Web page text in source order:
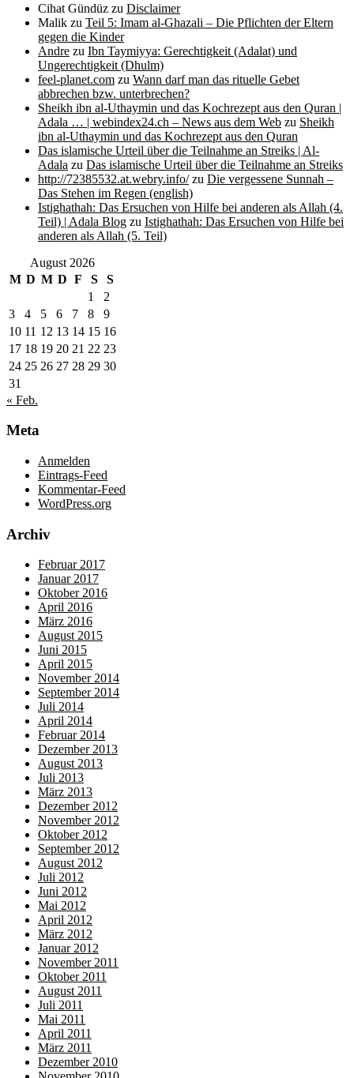
Cihat Gündüz zu Disclaimer
Malik zu Teil 5: Imam al-Ghazali – Die Pflichten der Eltern
gegen die Kinder
Andre zu Ibn Taymiyya: Gerechtigkeit (Adalat) und
Ungerechtigkeit (Dhulm)
feel-planet.com zu Wann darf man das rituelle Gebet
abbrechen bzw. unterbrechen?
Sheikh ibn al-Uthaymin und das Kochrezept aus den Quran |
Adala … | webindex24.ch – News aus dem Web zu Sheikh
ibn al-Uthaymin und das Kochrezept aus den Quran
Das islamische Urteil über die Teilnahme an Streiks | Al-
Adala zu Das islamische Urteil über die Teilnahme an Streiks
http://72385532.at.webry.info/zu Die vergessene Sunnah –
Das Stehen im Regen (english)
Istighathah: Das Ersuchen von Hilfe bei anderen als Allah (4.
Teil) | Adala Blog zu Istighathah: Das Ersuchen von Hilfe bei
anderen als Allah (5. Teil)
August 2026
M D M D F S
S
1
2
3
4 5 6 7 8
9
10 11 12 13 14 15 16
17 18 19 20 21 22 23
24 25 26 27 28 29 30
31
« Feb.
Meta
Anmelden
Eintrags-Feed
Kommentar-Feed
WordPress.org
Archiv
Februar 2017
Januar 2017
Oktober 2016
April 2016
März 2016
August 2015
Juni 2015
April 2015
November 2014
September 2014
Juli 2014
April 2014
Februar 2014
Dezember 2013
August 2013
Juli 2013
März 2013
Dezember 2012
November 2012
Oktober 2012
September 2012
August 2012
Juli 2012
Juni 2012
Mai 2012
April 2012
März 2012
Januar 2012
November 2011
Oktober 2011
August 2011
Juli 2011
Mai 2011
April 2011
März 2011
Dezember 2010